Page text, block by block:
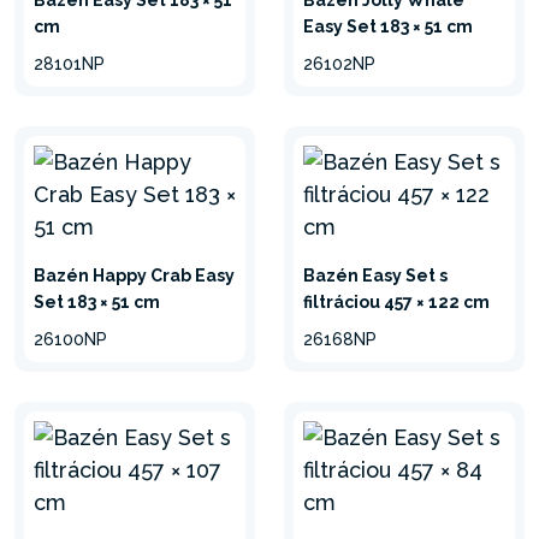
zostavenie a údržba.
Jednoducho rozložte fóliu na
rovný povrch, nafúknite
minimalizovať
cm
28101NP
Easy Set 183 × 51 cm
26102NP
Bazén Happy Crab Easy
Set 183 × 51 cm
26100NP
Bazén Easy Set s
filtráciou 457 × 122 cm
26168NP